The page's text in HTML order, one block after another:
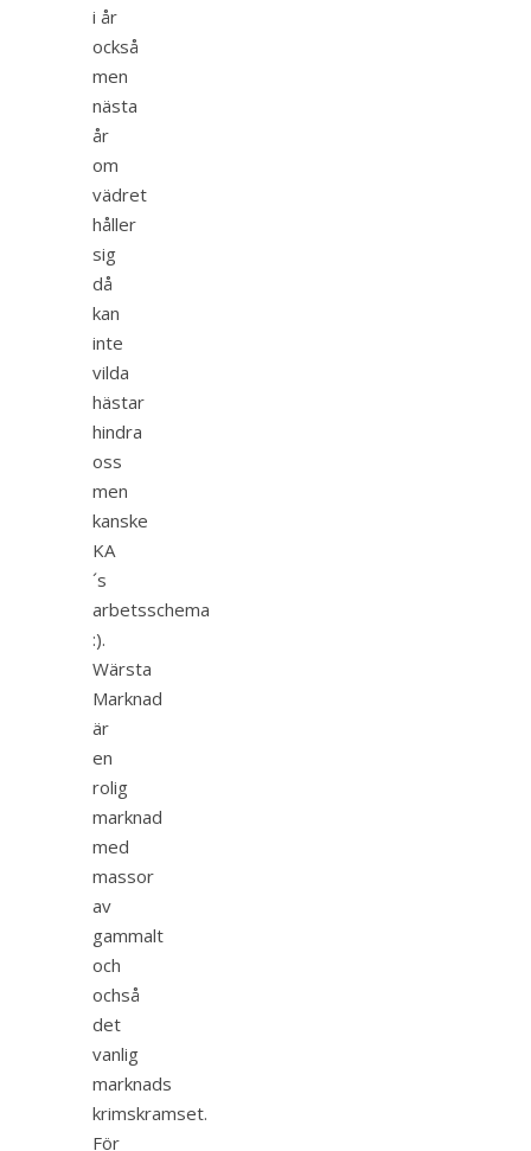
i år
också
men
nästa
år
om
vädret
håller
sig
då
kan
inte
vilda
hästar
hindra
oss
men
kanske
KA
´s
arbetsschema
:).
Wärsta
Marknad
är
en
rolig
marknad
med
massor
av
gammalt
och
ochså
det
vanlig
marknads
krimskramset.
För